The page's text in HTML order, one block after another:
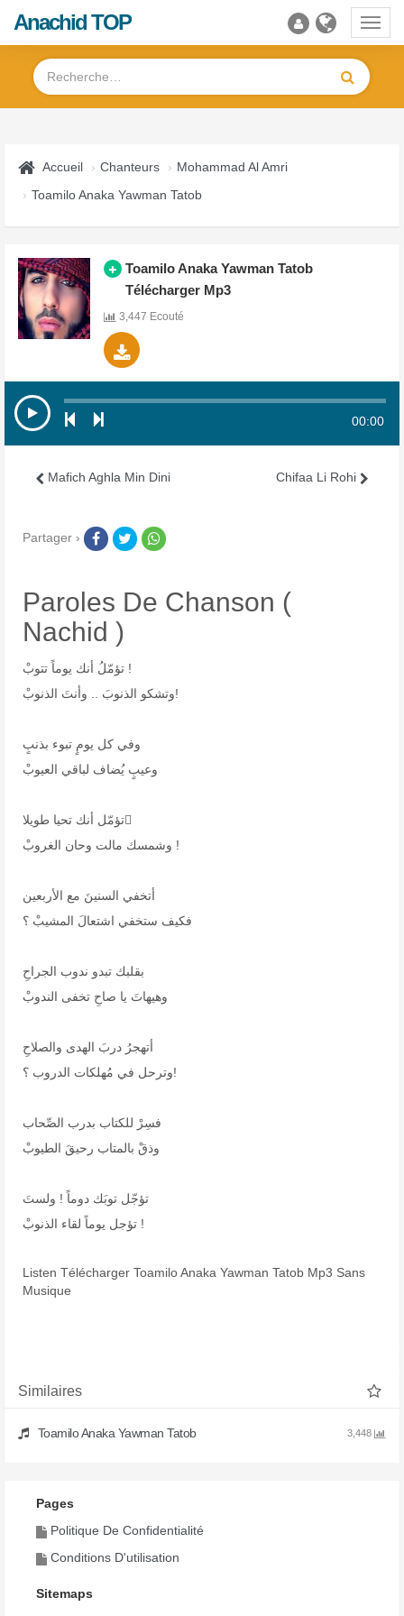
Anachid TOP
Accueil Chanteurs
Mohammad Al Amri
Toamilo Anaka Yawman Tatob
Toamilo Anaka Yawman Tatob
Télécharger Mp3
3,447 Ecouté
00:00
Mafich Aghla Min Dini
Partager ›
Paroles De Chanson (
Nachid )
تؤمّلُ أنك يوماً تتوبْ !
وتشكو الذنوبَ .. وأنتَ الذنوبْ!
وفي كل يومٍ تبوء بذنبٍ
وعيبٍ يُضاف لباقي العيوبْ
تؤمّل أنك تحيا طويلا ً
وشمسك مالت وحان الغروبْ !
أتخفي السنينَ مع الأربعين
فكيف ستخفي اشتعالَ المشيبْ ؟
بقلبك تبدو ندوب الجراحِ
وهيهاتَ يا صاحِ تخفى الندوبْ
أتهجرُ دربَ الهدى والصلاحِ
وترحل في مُهلكات الدروب ؟!
فسِرْ للكتاب بدرب الصِّحاب
وذقْ بالمتاب رحيقَ الطيوبْ
تؤجّل توبَك دوماً ! ولستَ
تؤجل يوماً لقاء الذنوبْ !
Listen Télécharger Toamilo Anaka Yawman Tatob Mp3 Sans
Musique
Similaires
Toamilo Anaka Yawman Tatob 3,448
Pages
Politique De Confidentialité
Conditions D'utilisation
Sitemaps